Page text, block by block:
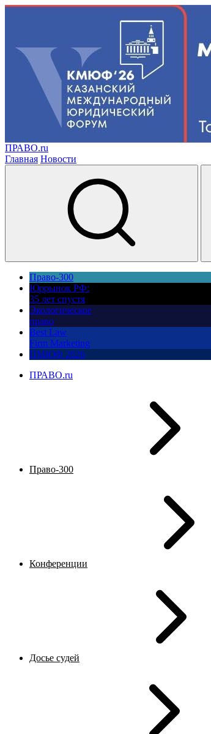
ПРАВО.ru
Главная Новости
Право-300
Юррынок РФ:
35 лет спустя
Экологическое
право
Best Law
Firm Marketing
ПМЮФ 2026
ПРАВО.ru
Право-300
Конференции
Досье судей